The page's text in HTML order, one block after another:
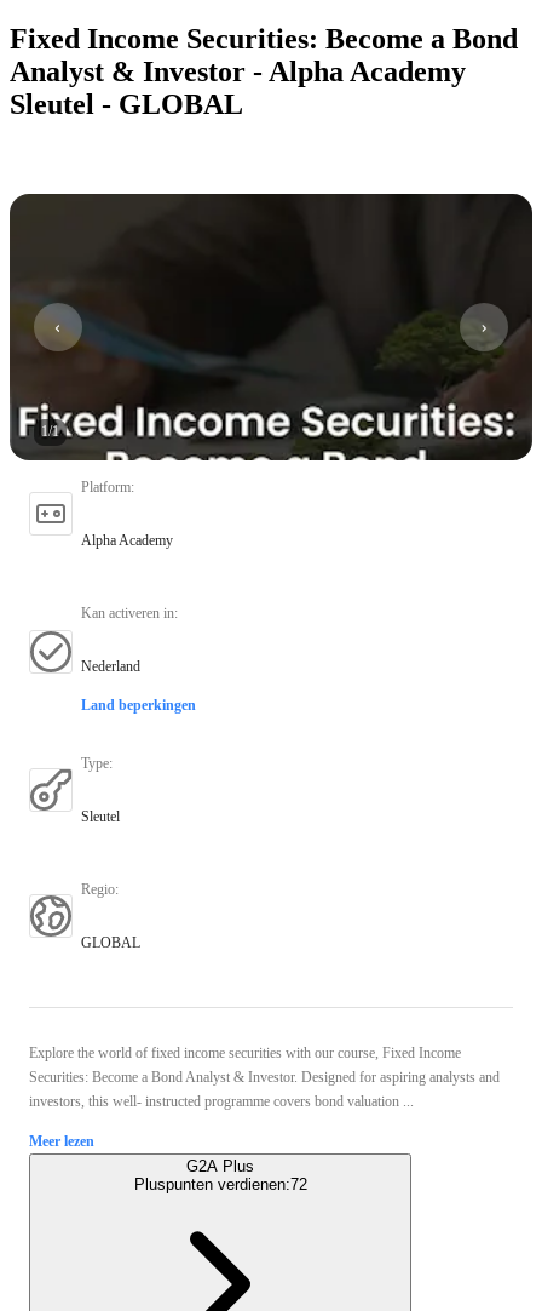
Fixed Income Securities: Become a Bond
Analyst & Investor - Alpha Academy
Sleutel - GLOBAL
1/1
Platform:
Alpha Academy
Kan activeren in:
Nederland
Land beperkingen
Type:
Sleutel
Regio:
GLOBAL
Explore the world of fixed income securities with our course, Fixed Income
Securities: Become a Bond Analyst & Investor. Designed for aspiring analysts and
investors, this well- instructed programme covers bond valuation ...
Meer lezen
G2A Plus
Pluspunten verdienen:72